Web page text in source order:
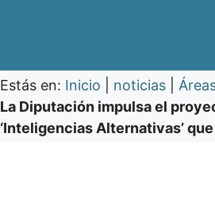
Estás en: Inicio noticias
La Diputación impulsa el
‘Inteligencias Alternativas’